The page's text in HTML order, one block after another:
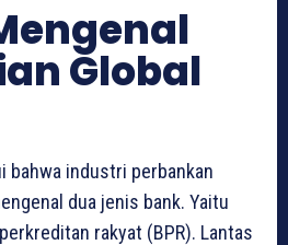
Global
bahwa industri perbankan
dua jenis bank. Yaitu
rakyat (BPR). Lantas